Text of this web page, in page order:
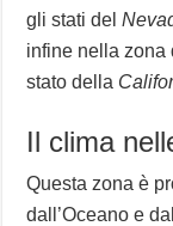
gli stati del
infine nella
stato della
Il clima
Questa zona è
dall’Oceano e